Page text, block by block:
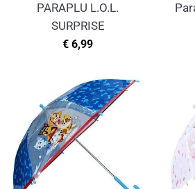
PARAPLU L.O.L.
SURPRISE
Normale
€ 6,99